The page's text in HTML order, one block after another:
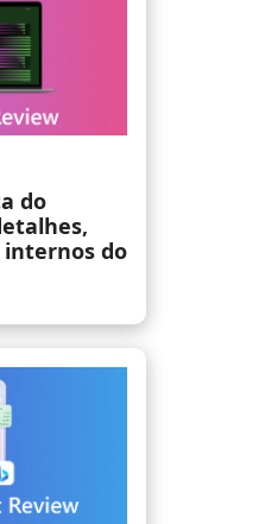
saber mais